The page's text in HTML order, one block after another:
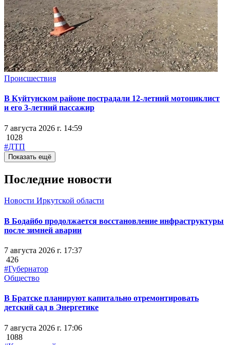
Происшествия
В Куйтунском районе пострадали 12-летний мотоциклист
и его 3-летний пассажир
7 августа 2026 г. 14:59
1028
#ДТП
Показать ещё
Последние новости
Новости Иркутской области
В Бодайбо продолжается восстановление инфраструктуры
после зимней аварии
7 августа 2026 г. 17:37
426
#Губернатор
Общество
В Братске планируют капитально отремонтировать
детский сад в Энергетике
7 августа 2026 г. 17:06
1088